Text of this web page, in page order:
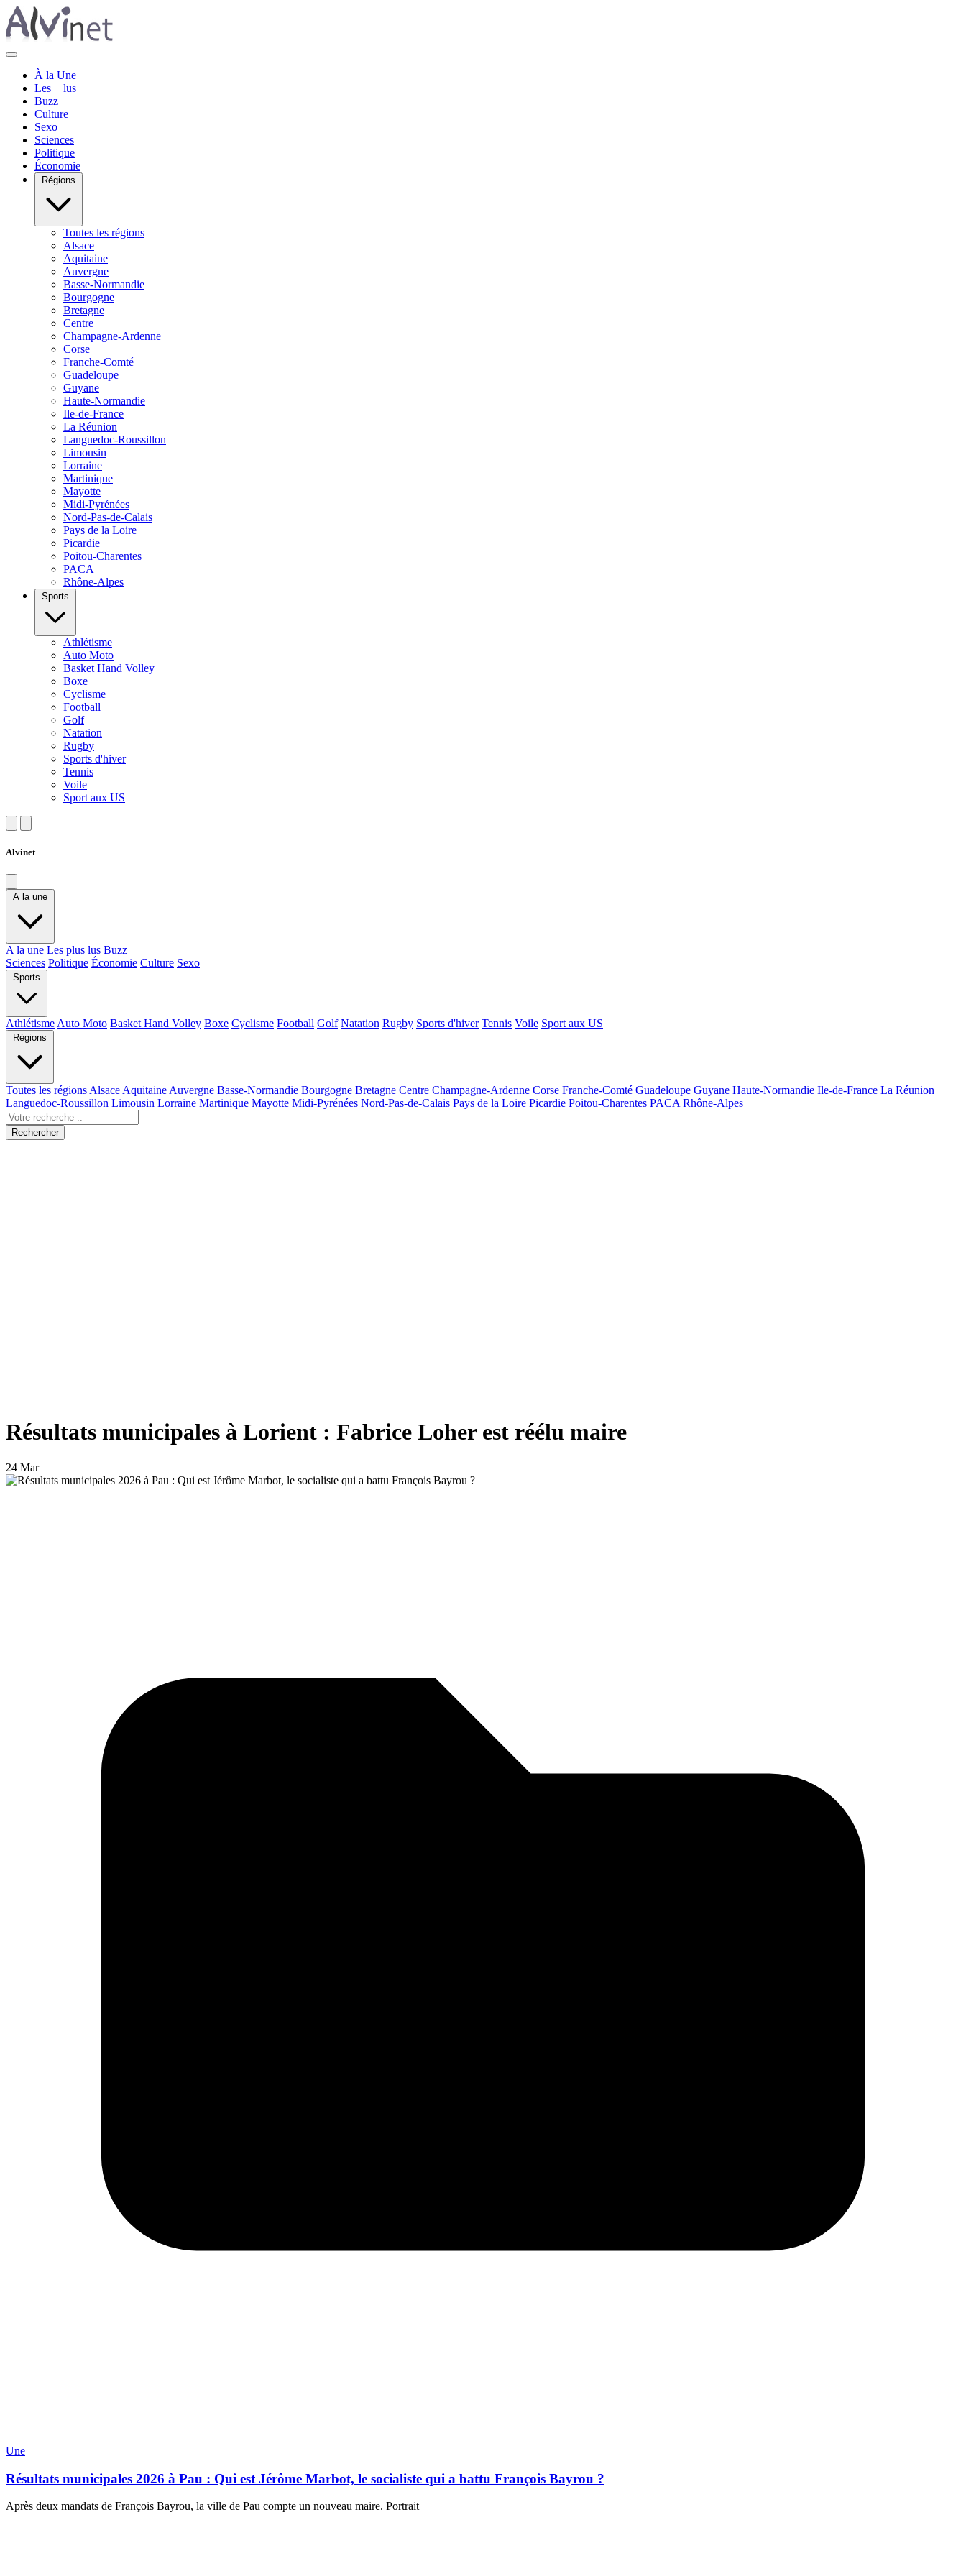
À la Une
Les + lus
Buzz
Culture
Sexo
Sciences
Politique
Économie
Régions
Toutes les régions
Alsace
Aquitaine
Auvergne
Basse-Normandie
Bourgogne
Bretagne
Centre
Champagne-Ardenne
Corse
Franche-Comté
Guadeloupe
Guyane
Haute-Normandie
Ile-de-France
La Réunion
Languedoc-Roussillon
Limousin
Lorraine
Martinique
Mayotte
Midi-Pyrénées
Nord-Pas-de-Calais
Pays de la Loire
Picardie
Poitou-Charentes
PACA
Rhône-Alpes
Sports
Athlétisme
Auto Moto
Basket Hand Volley
Boxe
Cyclisme
Football
Golf
Natation
Rugby
Sports d'hiver
Tennis
Voile
Sport aux US
Alvinet
A la une
A la une Les plus lus Buzz
Sciences Politique Économie Culture Sexo
Sports
Athlétisme Auto Moto Basket Hand Volley Boxe Cyclisme Football Golf Natation Rugby Sports d'hiver Tennis Voile Sport aux US
Régions
Toutes les régions Alsace Aquitaine Auvergne Basse-Normandie Bourgogne Bretagne Centre Champagne-Ardenne Corse Franche-Comté Guadeloupe Guyane Haute-Normandie Ile-de-France La Réunion
Languedoc-Roussillon Limousin Lorraine Martinique Mayotte Midi-Pyrénées Nord-Pas-de-Calais Pays de la Loire Picardie Poitou-Charentes PACA Rhône-Alpes
Rechercher
Résultats municipales à Lorient : Fabrice Loher est réélu maire
24 Mar
Une
Résultats municipales 2026 à Pau : Qui est Jérôme Marbot, le socialiste qui a battu François Bayrou ?
Après deux mandats de François Bayrou, la ville de Pau compte un nouveau maire. Portrait